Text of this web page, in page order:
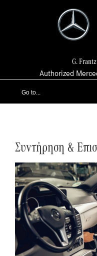
G.
Authorized
Go to...
Συντήρηση &